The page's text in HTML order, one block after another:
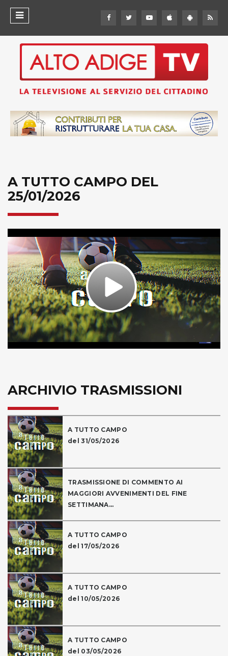
A TUTTO CAMPO DEL
25/01/2026
Play
ARCHIVIO TRASMISSIONI
A TUTTO CAMPO
del 31/05/2026
TRASMISSIONE DI COMMENTO AI
MAGGIORI AVVENIMENTI DEL FINE
SETTIMANA...
A TUTTO CAMPO
del 17/05/2026
A TUTTO CAMPO
del 10/05/2026
A TUTTO CAMPO
del 03/05/2026